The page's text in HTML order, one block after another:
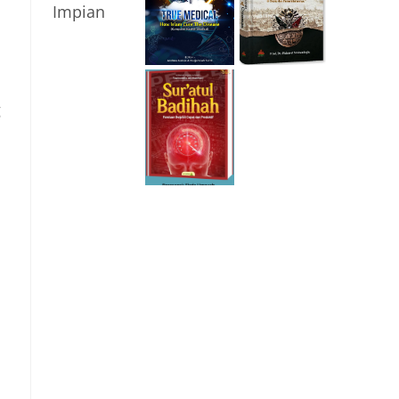
Generasi di Masa
Pandemi
Panduan Berpikir
Cepat dan
Produktif
Rempaka
Literasiku